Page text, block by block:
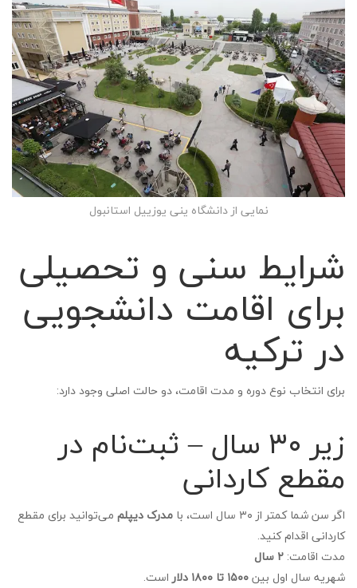
نمایی از دانشگاه ینی یوزییل استانبول
شرایط سنی و تحصیلی
برای اقامت دانشجویی
در ترکیه
برای انتخاب نوع دوره و مدت اقامت، دو حالت اصلی وجود دارد:
زیر ۳۰ سال – ثبت‌نام در
مقطع کاردانی
اگر سن شما کمتر از ۳۰ سال است، با مدرک دیپلم می‌توانید برای مقطع
کاردانی اقدام کنید.
مدت اقامت: ۲ سال
شهریه سال اول بین۱۵۰۰ تا ۱۸۰۰ دلار است.